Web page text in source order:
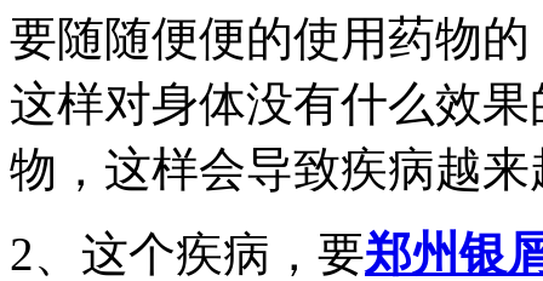
要随随便便的使用药物
这样对身体没有什么效
物，这样会导致疾病越
2、这个疾病，要郑州银